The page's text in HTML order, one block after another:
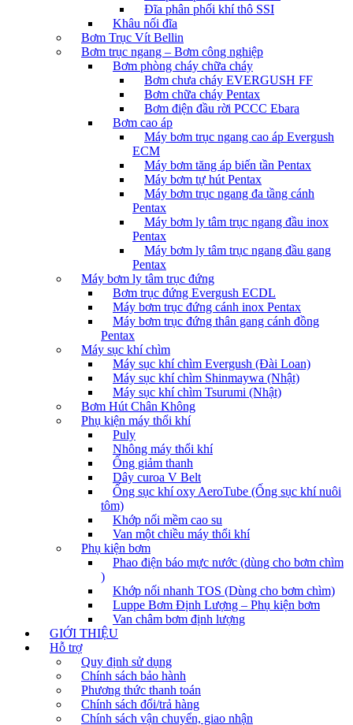
Đĩa phân phối khí thô SSI
Khâu nối đĩa
Bơm Trục Vít Bellin
Bơm trục ngang – Bơm công nghiệp
Bơm phòng cháy chữa cháy
Bơm chưa cháy EVERGUSH FF
Bơm chữa cháy Pentax
Bơm điện đầu rời PCCC Ebara
Bơm cao áp
Máy bơm trục ngang cao áp Evergush
ECM
Máy bơm tăng áp biến tần Pentax
Máy bơm tự hút Pentax
Máy bơm trục ngang đa tầng cánh
Pentax
Máy bơm ly tâm trục ngang đầu inox
Pentax
Máy bơm ly tâm trục ngang đầu gang
Pentax
Máy bơm ly tâm trục đứng
Bơm trục đứng Evergush ECDL
Máy bơm trục đứng cánh inox Pentax
Máy bơm trục đứng thân gang cánh đồng
Pentax
Máy sục khí chìm
Máy sục khí chìm Evergush (Đài Loan)
Máy sục khí chìm Shinmaywa (Nhật)
Máy sục khí chìm Tsurumi (Nhật)
Bơm Hút Chân Không
Phụ kiện máy thổi khí
Puly
Nhông máy thổi khí
Ống giảm thanh
Dây curoa V Belt
Ống sục khí oxy AeroTube (Ống sục khí nuôi
tôm)
Khớp nối mềm cao su
Van một chiều máy thổi khí
Phụ kiện bơm
Phao điện báo mực nước (dùng cho bơm chìm
)
Khớp nối nhanh TOS (Dùng cho bơm chìm)
Luppe Bơm Định Lượng – Phụ kiện bơm
Van châm bơm định lượng
GIỚI THIỆU
Hỗ trợ
Quy định sử dụng
Chính sách bảo hành
Phương thức thanh toán
Chính sách đổi/trả hàng
Chính sách vận chuyển, giao nhận